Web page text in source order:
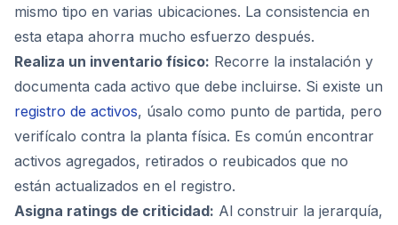
mismo tipo en varias ubicaciones. La consistencia en
esta etapa ahorra mucho esfuerzo después.
Realiza un inventario físico: Recorre la instalación y
documenta cada activo que debe incluirse. Si existe un
registro de activos, úsalo como punto de partida, pero
verifícalo contra la planta física. Es común encontrar
activos agregados, retirados o reubicados que no
están actualizados en el registro.
Asigna ratings de criticidad: Al construir la jerarquía,